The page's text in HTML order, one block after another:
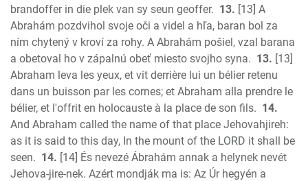
brandoffer in die plek van sy seun geoffer. 13. [13] A
Abrahám pozdvihol svoje oči a videl a hľa, baran bol za
ním chytený v kroví za rohy. A Abrahám pošiel, vzal barana
a obetoval ho v zápalnú obeť miesto svojho syna. 13. [13]
Abraham leva les yeux, et vit derrière lui un bélier retenu
dans un buisson par les cornes; et Abraham alla prendre le
bélier, et l'offrit en holocauste à la place de son fils. 14.
And Abraham called the name of that place Jehovahjireh:
as it is said to this day, In the mount of the LORD it shall be
seen. 14. [14] És nevezé Ábrahám annak a helynek nevét
Jehova-jire-nek. Azért mondják ma is: Az Úr hegyén a